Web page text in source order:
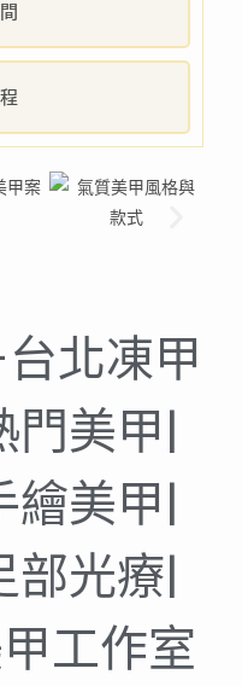
北凍甲
門美甲|
繪美甲|
部光療|
工作室